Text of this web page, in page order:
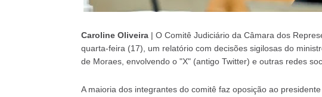
Caroline Oliveira | O Comitê Judiciário da Câmara dos
quarta-feira (17), um relatório com decisões sigilosas do
de Moraes, envolvendo o "X" (antigo Twitter) e outras redes
A maioria dos integrantes do comitê faz oposição ao